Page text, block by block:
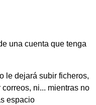
una cuenta que tenga
le dejará subir ficheros,
ni... mientras no
espacio